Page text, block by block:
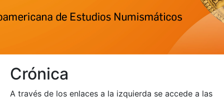
Crónica
A través de los enlaces a la izquierda se accede a las